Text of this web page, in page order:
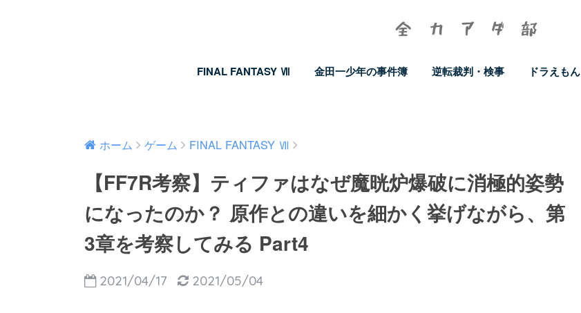
FINAL FANTASY Ⅶ 金田一少年の事件簿 逆転裁判・検事 ドラえもん
ホーム ゲーム FINAL FANTASY Ⅶ
【FF7R考察】ティファはなぜ魔晄炉爆破に消極的姿勢
になったのか？ 原作との違いを細かく挙げながら、第
3章を考察してみる Part4
2021/04/17 2021/05/04